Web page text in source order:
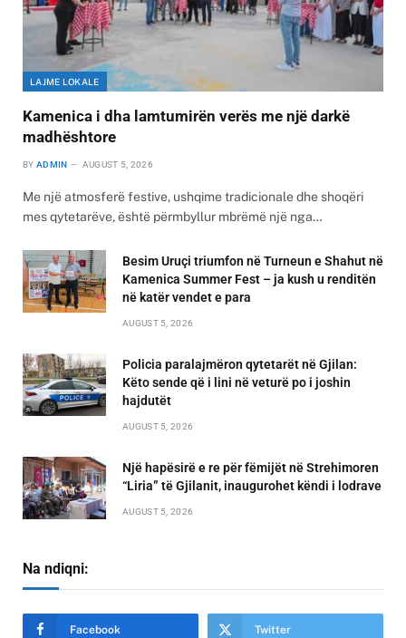
LAJME LOKALE
Kamenica i dha lamtumirën verës me një darkë
madhështore
BY ADMIN AUGUST 5, 2026
Me një atmosferë festive, ushqime tradicionale dhe shoqëri
mes qytetarëve, është përmbyllur mbrëmë një nga…
Besim Uruçi triumfon në Turneun e Shahut në
Kamenica Summer Fest – ja kush u renditën
në katër vendet e para
AUGUST 5, 2026
Policia paralajmëron qytetarët në Gjilan:
Këto sende që i lini në veturë po i joshin
hajdutët
AUGUST 5, 2026
Një hapësirë e re për fëmijët në Strehimoren
“Liria” të Gjilanit, inaugurohet këndi i lodrave
AUGUST 5, 2026
Na ndiqni:
Facebook Twitter